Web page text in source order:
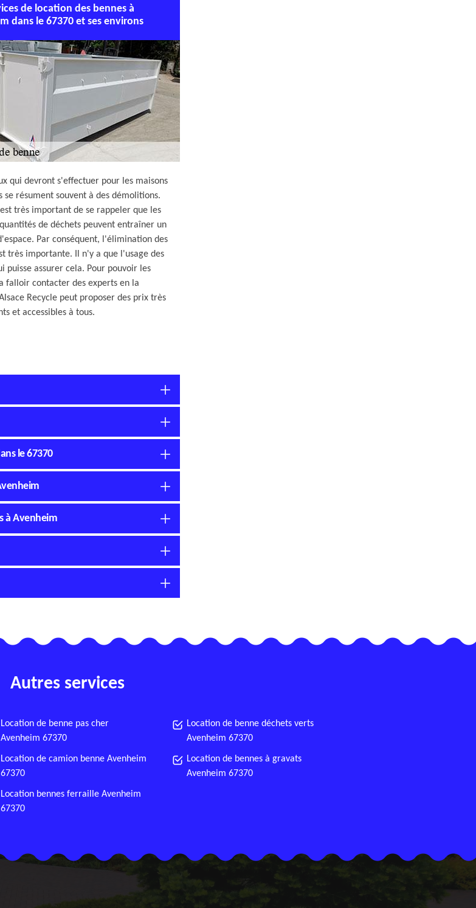
de location des bennes à
dans le 67370 et ses environs
qui devront s'effectuer pour les maisons
se résument souvent à des démolitions.
très important de se rappeler que les
de déchets peuvent entraîner un
Par conséquent, l'élimination des
très importante. Il n'y a que l'usage des
puisse assurer cela. Pour pouvoir les
falloir contacter des experts en la
Recycle peut proposer des prix très
et accessibles à tous.
le 67370
à Avenheim
Autres services
Location de benne pas cher
Avenheim 67370
Location de camion benne Avenheim
67370
Location bennes ferraille Avenheim
67370
Location de benne déchets verts
Avenheim 67370
Location de bennes à gravats
Avenheim 67370